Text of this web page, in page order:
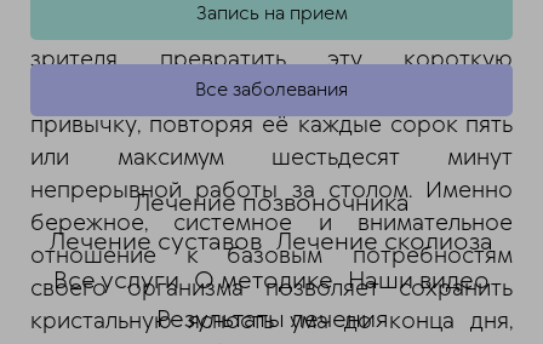
Видео настоятельно призывает каждого
зрителя превратить эту короткую
разминку в незыблемую, полезную
привычку, повторяя её каждые сорок пять
или максимум шестьдесят минут
непрерывной работы за столом. Именно
бережное, системное и внимательное
отношение к базовым потребностям
своего организма позволяет сохранить
кристальную ясность ума до конца дня,
Запись на прием
Все заболевания
Лечение позвоночника
Лечение суставов Лечение сколиоза
Все услуги О методике Наши видео
Результаты лечения